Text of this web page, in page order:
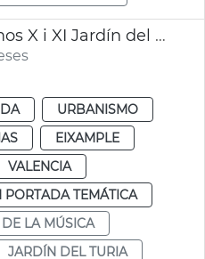
Rehabilitación tramos X i XI Jardín del Turia València
URBANISMO
EIXAMPLE
VALENCIA
PORTADA TEMÁTICA
LA MÚSICA
JARDÍN DEL TURIA